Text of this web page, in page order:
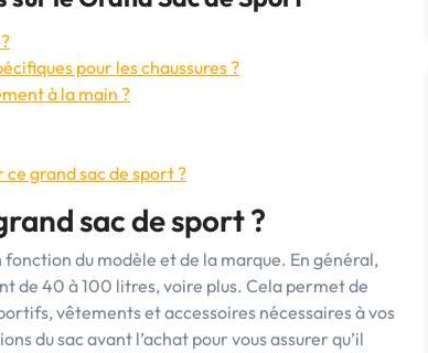
pour les chaussures ?
à la main ?
grand sac de sport ?
sac de sport ?
du modèle et de la marque. En général,
de 40 à 100 litres, voire plus. Cela permet de
vêtements et accessoires nécessaires à vos
du sac avant l’achat pour vous assurer qu’il